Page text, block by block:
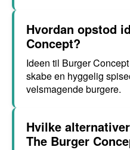
Hvordan opstod
Concept?
Ideen til Burger
skabe en hyggelig
velsmagende burgere.
Hvilke
The Burger